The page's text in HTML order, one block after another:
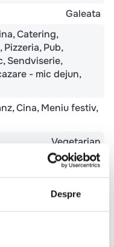
Despre
Galeata
Catering
Pizzeria Pub
Sendviserie
- mic dejun
Cina Meniu festiv
Vegetarian
3% grasime, culturi